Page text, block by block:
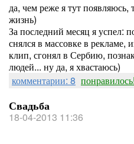
да, чем реже я тут появляюсь,
жизнь)
За последний месяц я успел:
снялся в массовке в
клип, сгонял в Сербию,
людей... ну да, я хвастаюсь)
комментарии: 8 понравилось!
Свадьба
18-04-2013 11:36